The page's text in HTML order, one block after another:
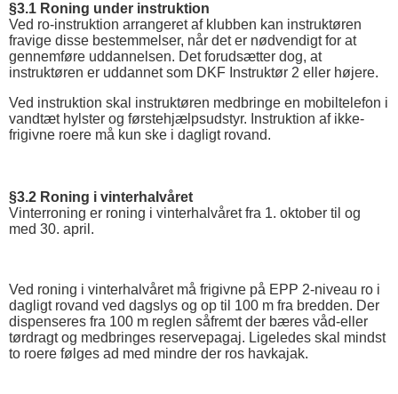
§3.1 Roning under instruktion
Ved ro-instruktion arrangeret af klubben kan instruktøren
fravige disse bestemmelser, når det er nødvendigt for at
gennemføre uddannelsen. Det forudsætter dog, at
instruktøren er uddannet som DKF Instruktør 2 eller højere.
Ved instruktion skal instruktøren medbringe en mobiltelefon i
vandtæt hylster og førstehjælpsudstyr. Instruktion af ikke-
frigivne roere må kun ske i dagligt rovand.
§3.2 Roning i vinterhalvåret
Vinterroning er roning i vinterhalvåret fra 1. oktober til og
med 30. april.
Ved roning i vinterhalvåret må frigivne på EPP 2-niveau ro i
dagligt rovand ved dagslys og op til 100 m fra bredden. Der
dispenseres fra 100 m reglen såfremt der bæres våd-eller
tørdragt og medbringes reservepagaj. Ligeledes skal mindst
to roere følges ad med mindre der ros havkajak.